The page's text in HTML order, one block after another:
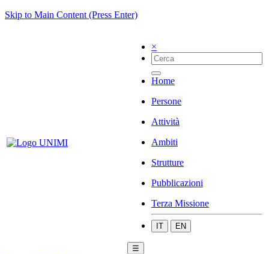
Skip to Main Content (Press Enter)
×
Home
Persone
Attività
Ambiti
Strutture
Pubblicazioni
Terza Missione
IT EN
☰